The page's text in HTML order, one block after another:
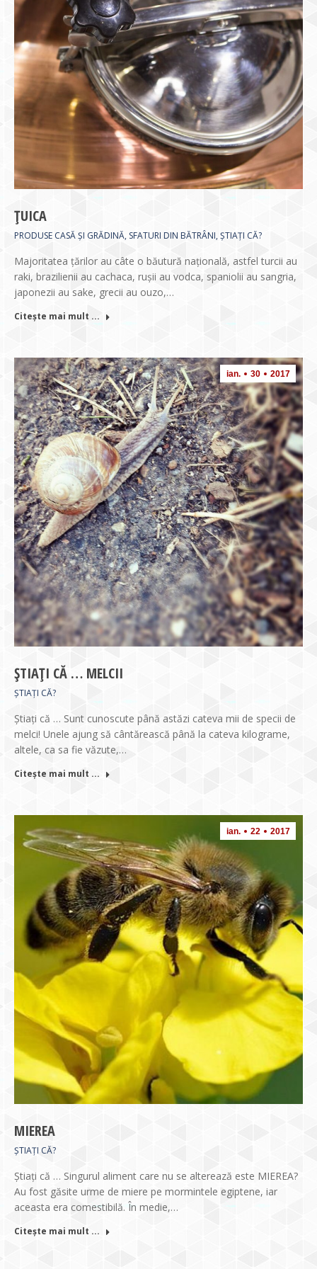
ŢUICA
PRODUSE CASĂ ȘI GRĂDINĂ, SFATURI DIN BĂTRÂNI,ȘTIAȚI CĂ?
Majoritatea ţărilor au câte o băutură naţională, astfel turcii au
raki, brazilienii au cachaca, ruşii au vodca, spaniolii au sangria,
japonezii au sake, grecii au ouzo,…
Citește mai mult ...
ian. 30 2017
ȘTIAȚI CĂ … MELCII
ȘTIAȚI CĂ?
Ştiaţi că … Sunt cunoscute până astăzi cateva mii de specii de
melci! Unele ajung să cântărească până la cateva kilograme,
altele, ca sa fie văzute,…
Citește mai mult ...
ian. 22 2017
MIEREA
ȘTIAȚI CĂ?
Știați că … Singurul aliment care nu se alterează este MIEREA?
Au fost găsite urme de miere pe mormintele egiptene, iar
aceasta era comestibilă. În medie,…
Citește mai mult ...